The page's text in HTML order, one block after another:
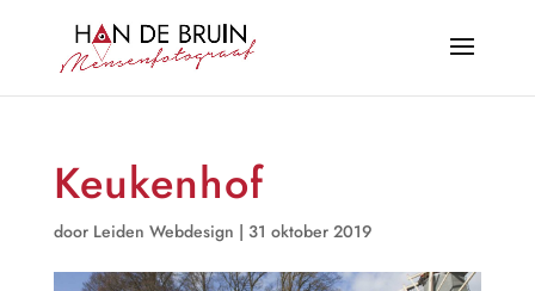
Keukenhof
door Leiden Webdesign | 31 oktober 2019